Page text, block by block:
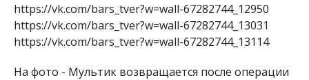
https://vk.com/bars_tver?w=wall-67282744_12950
https://vk.com/bars_tver?w=wall-67282744_13031
https://vk.com/bars_tver?w=wall-67282744_13114
На фото - Мультик возвращается после операции